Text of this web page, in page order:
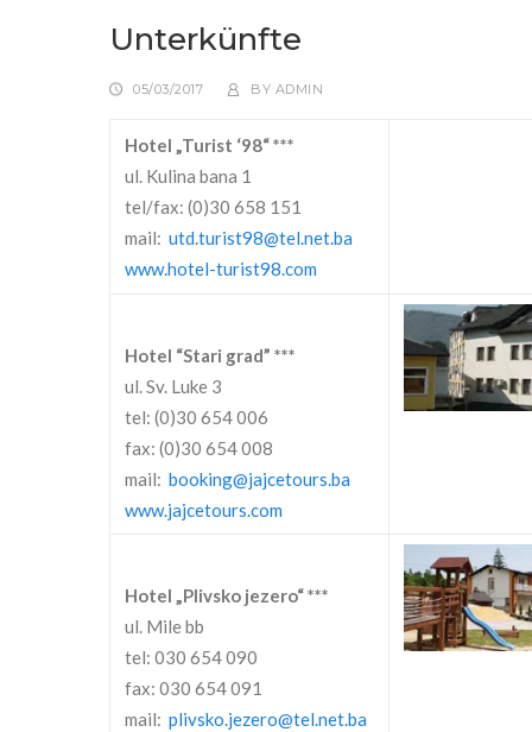
Unterkünfte
05/03/2017 BY ADMIN
Hotel „Turist ‘98“ ***
ul. Kulina bana 1
tel/fax: (0)30 658 151
mail:utd.turist98@tel.net.ba
www.hotel-turist98.com
Hotel “Stari grad” ***
ul. Sv. Luke 3
tel: (0)30 654 006
fax: (0)30 654 008
mail:booking@jajcetours.ba
www.jajcetours.com
Hotel „Plivsko jezero“ ***
ul. Mile bb
tel: 030 654 090
fax: 030 654 091
mail:plivsko.jezero@tel.net.ba